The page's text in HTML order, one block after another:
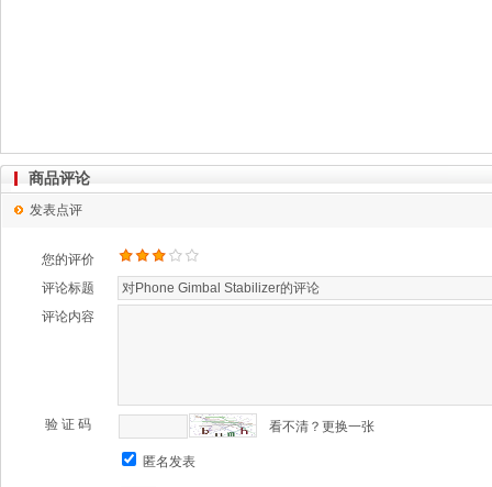
商品评论
发表点评
您的评价
评论标题
评论内容
验 证 码 看不清？更换一张
匿名发表